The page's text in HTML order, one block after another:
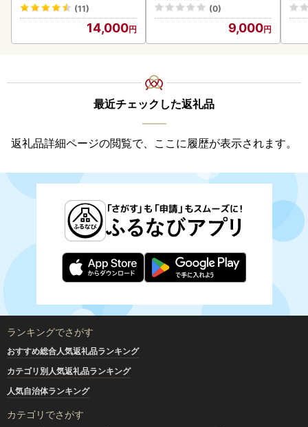
(11)
14,000
(0)
9,000
最近チェックした返礼品
返礼品詳細ページの閲覧で、ここに履歴が表示されます。
ランキングでさがす
おすすめ総合人気返礼品ランキング
カテゴリ別人気返礼品ランキング
人気自治体ランキング
カテゴリでさがす